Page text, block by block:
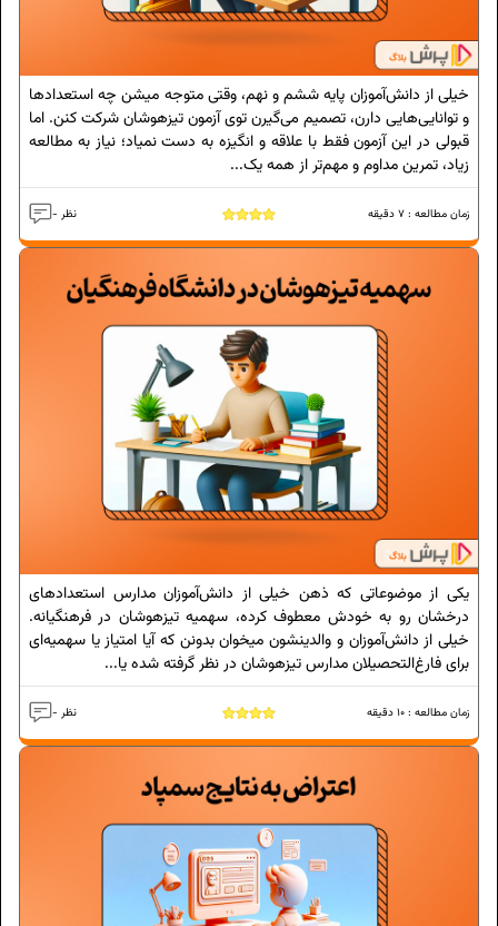
خیلی از دانش‌آموزان پایه ششم و نهم، وقتی متوجه میشن چه استعدادها
و توانایی‌هایی دارن، تصمیم می‌گیرن توی آزمون تیزهوشان شرکت کنن. اما
قبولی در این آزمون فقط با علاقه و انگیزه به دست نمیاد؛ نیاز به مطالعه
زیاد، تمرین مداوم و مهم‌تر از همه یک...
- نظر زمان مطالعه : 7 دقیقه
یکی از موضوعاتی که ذهن خیلی از دانش‌آموزان مدارس استعدادهای
درخشان رو به خودش معطوف کرده، سهمیه تیزهوشان در فرهنگیانه.
خیلی از دانش‌آموزان و والدینشون میخوان بدونن که آیا امتیاز یا سهمیه‌ای
برای فارغ‌التحصیلان مدارس تیزهوشان در نظر گرفته شده یا...
- نظر زمان مطالعه : 10 دقیقه